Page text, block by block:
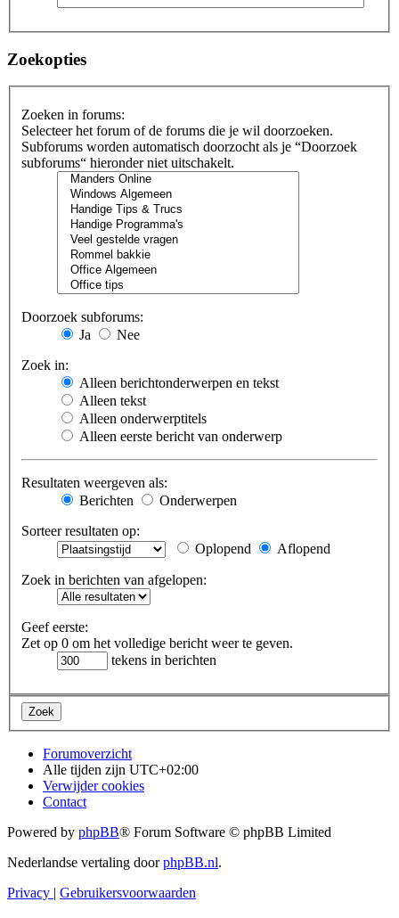
Zoekopties
Zoeken in forums:
Selecteer het forum of de forums die je wil doorzoeken.
Subforums worden automatisch doorzocht als je “Doorzoek
subforums“ hieronder niet uitschakelt.
Doorzoek subforums:
Ja
Nee
Zoek in:
Alleen berichtonderwerpen en tekst
Alleen tekst
Alleen onderwerptitels
Alleen eerste bericht van onderwerp
Resultaten weergeven als:
Berichten
Onderwerpen
Sorteer resultaten op:
Oplopend
Aflopend
Zoek in berichten van afgelopen:
Geef eerste:
Zet op 0 om het volledige bericht weer te geven.
tekens in berichten
Forumoverzicht
Alle tijden zijn UTC+02:00
Verwijder cookies
Contact
Powered by phpBB® Forum Software © phpBB Limited
Nederlandse vertaling doorphpBB.nl.
Privacy | Gebruikersvoorwaarden